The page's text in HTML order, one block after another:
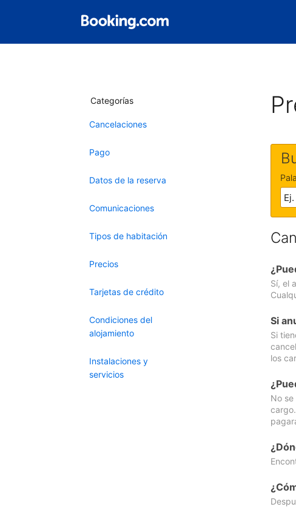
Categorías
Cancelaciones
Pago
Datos de la reserva
Comunicaciones
Tipos de habitación
Precios
Tarjetas de crédito
Condiciones del
alojamiento
Instalaciones y
servicios
Sí, el
Si
Si
los
No